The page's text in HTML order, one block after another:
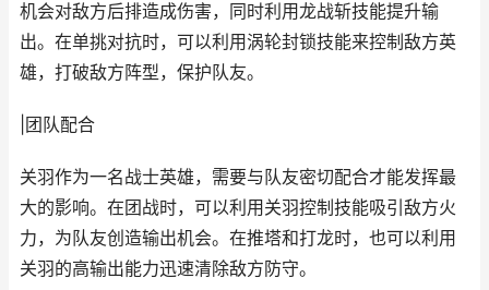
机会对敌方后排造成伤害，同时利用龙战斩技能提升输
出。在单挑对抗时，可以利用涡轮封锁技能来控制敌方英
雄，打破敌方阵型，保护队友。
|团队配合
关羽作为一名战士英雄，需要与队友密切配合才能发挥最
大的影响。在团战时，可以利用关羽控制技能吸引敌方火
力，为队友创造输出机会。在推塔和打龙时，也可以利用
关羽的高输出能力迅速清除敌方防守。